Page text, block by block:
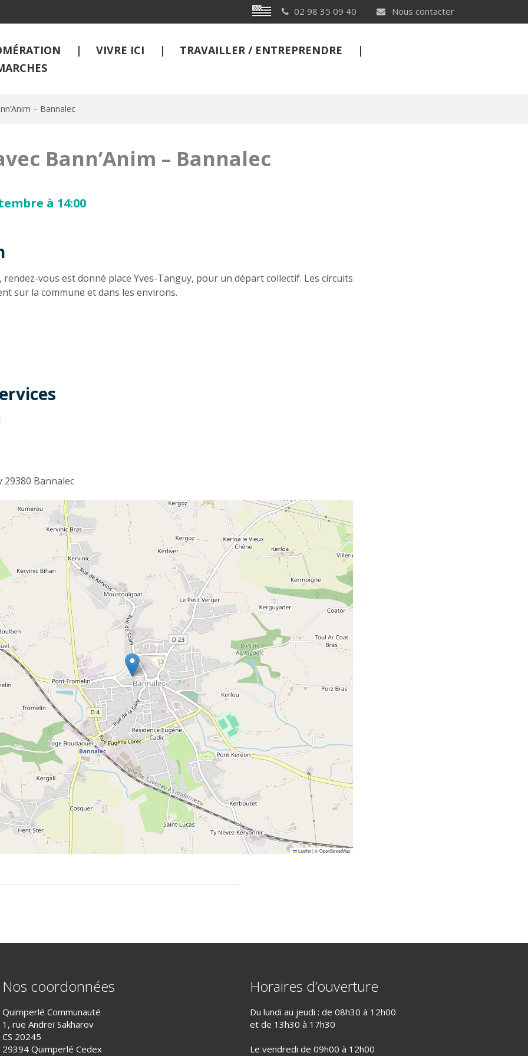
Breton 02 98 35 09 40 Nous contacter
VIVRE ICI
TRAVAILLER / ENTREPRENDRE
– Bannalec
Bann’Anim – Bannalec
à 14:00
rendez-vous est donné place Yves-Tanguy, pour un départ collectif. Les circuits
sur la commune et dans les environs.
29380 Bannalec
Leaflet|©OpenStreetMap
Nos coordonnées
Quimperlé Communauté
1, rue Andreï Sakharov
CS 20245
29394 Quimperlé Cedex
Horaires d’ouverture
Du lundi au jeudi : de 08h30 à 12h00
et de 13h30 à 17h30
Le vendredi de 09h00 à 12h00